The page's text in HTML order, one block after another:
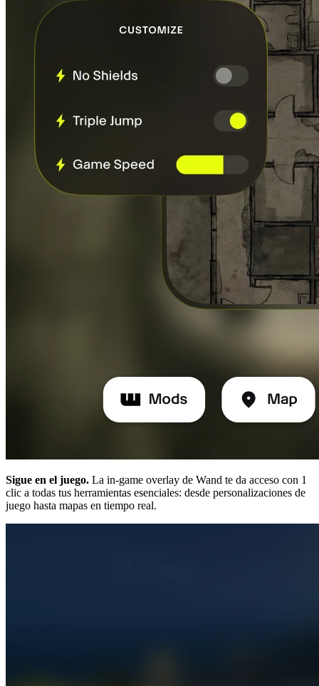
Sigue en el juego. La in-game overlay de Wand te da acceso con 1
clic a todas tus herramientas esenciales: desde personalizaciones de
juego hasta mapas en tiempo real.